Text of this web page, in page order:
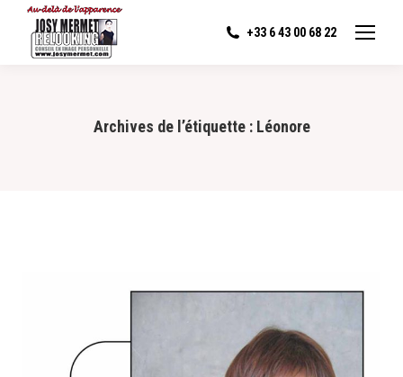
+33 6 43 00 68 22
Archives de l’étiquette : Léonore